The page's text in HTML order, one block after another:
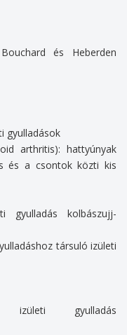
és Heberden
gyulladások
arthritis): hattyúnyak
és a csontok közti kis
gyulladás kolbászujj-
társuló izületi
izületi gyulladás